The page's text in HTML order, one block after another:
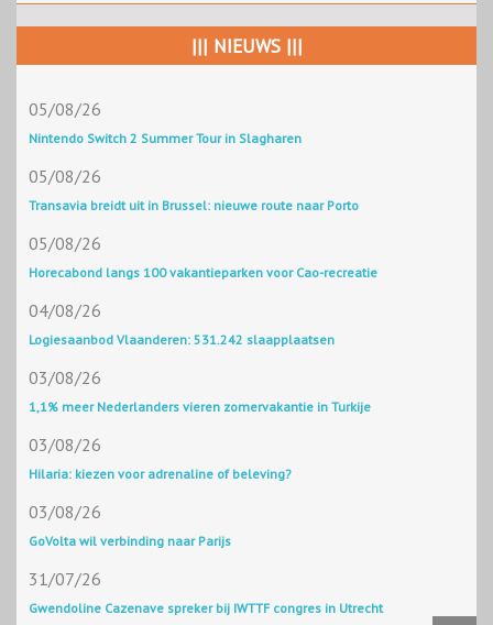
||| NIEUWS |||
05/08/26
Nintendo Switch 2 Summer Tour in Slagharen
05/08/26
Transavia breidt uit in Brussel: nieuwe route naar Porto
05/08/26
Horecabond langs 100 vakantieparken voor Cao-recreatie
04/08/26
Logiesaanbod Vlaanderen: 531.242 slaapplaatsen
03/08/26
1,1% meer Nederlanders vieren zomervakantie in Turkije
03/08/26
Hilaria: kiezen voor adrenaline of beleving?
03/08/26
GoVolta wil verbinding naar Parijs
31/07/26
Gwendoline Cazenave spreker bij IWTTF congres in Utrecht